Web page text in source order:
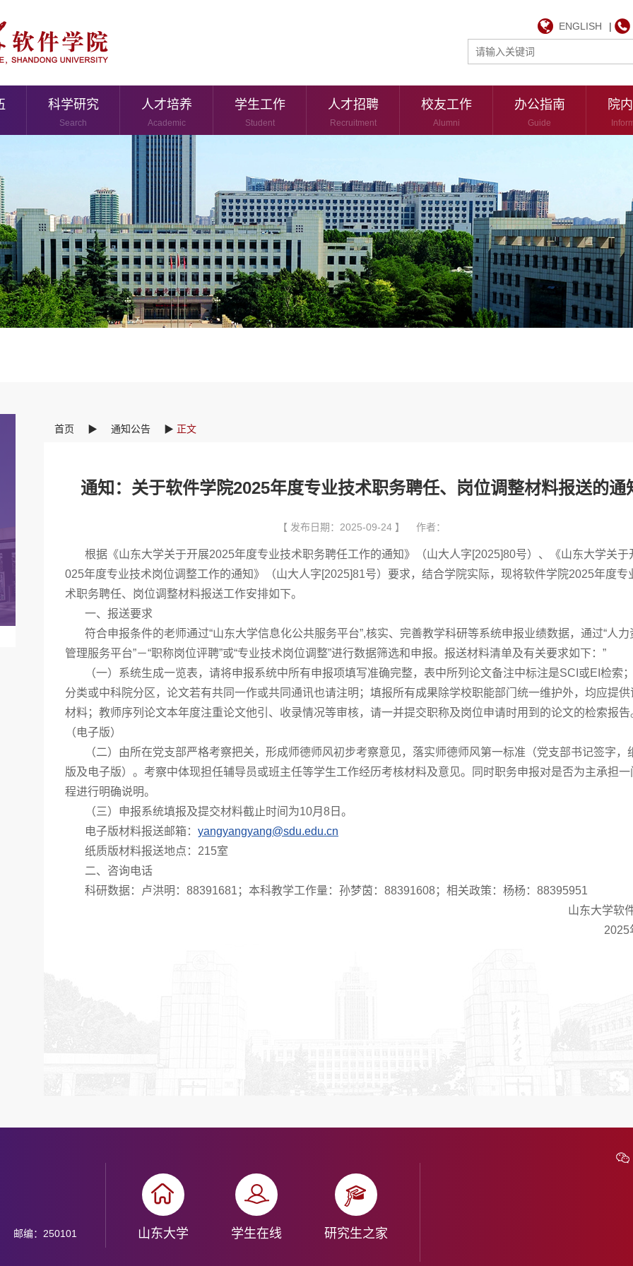
ENGLISH |
科学研究
Search
人才培养
Academic
学生工作
Student
人才招聘
Recruitment
校友工作
Alumni
办公指南
Guide
院
首页 ▶ 通知公告 ▶ 正文
通知：关于软件学院2025年度专业技术职务聘任、岗位调整材料报送的通
【 发布日期：2025-09-24 】 作者：
根据《山东大学关于开展2025年度专业技术职务聘任工作的通知》（山大人字[2025]80号）、《山东大学关于
025年度专业技术岗位调整工作的通知》（山大人字[2025]81号）要求，结合学院实际，现将软件学院2025年度专
术职务聘任、岗位调整材料报送工作安排如下。
一、报送要求
符合申报条件的老师通过“山东大学信息化公共服务平台”,核实、完善教学科研等系统申报业绩数据，通过“人力
管理服务平台”－“职称岗位评聘”或“专业技术岗位调整”进行数据筛选和申报。报送材料清单及有关要求如下：”
（一）系统生成一览表，请将申报系统中所有申报项填写准确完整，表中所列论文备注中标注是SCI或EI检索
分类或中科院分区，论文若有共同一作或共同通讯也请注明；填报所有成果除学校职能部门统一维护外，均应提供
材料；教师序列论文本年度注重论文他引、收录情况等审核，请一并提交职称及岗位申请时用到的论文的检索报告
（电子版）
（二）由所在党支部严格考察把关，形成师德师风初步考察意见，落实师德师风第一标准（党支部书记签字，
版及电子版）。考察中体现担任辅导员或班主任等学生工作经历考核材料及意见。同时职务申报对是否为主承担一
程进行明确说明。
（三）申报系统填报及提交材料截止时间为10月8日。
电子版材料报送邮箱： yangyangyang@sdu.edu.cn
纸质版材料报送地点：215室
二、咨询电话
科研数据：卢洪明：88391681；本科教学工作量：孙梦茵：88391608；相关政策：杨杨：88395951
山东大学软
2025
邮编：250101 山东大学 学生在线 研究生之家